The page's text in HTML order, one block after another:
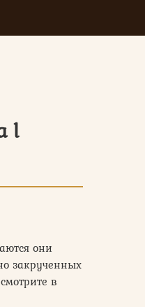
l
они
закрученных
в